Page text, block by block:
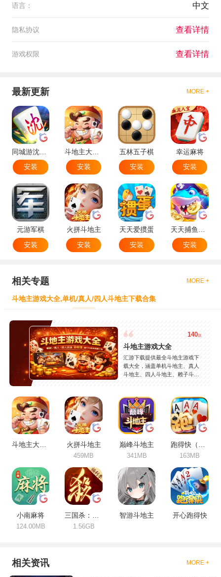
语言： 中文
隐私协议 查看详情
游戏权限 查看详情
最新更新 MORE +
同城游沈阳麻将
安装
安装
五林五子棋
安装
幸运麻将
安装
元游军棋
安装
火拼斗地主
安装
天天爱掼蛋
安装
安装
相关专题 MORE +
斗地主游戏大全,单机/真人/四人斗地主下载合集
140款
斗地主游戏大全
汇游下载提供最全斗地主游戏下
载大全，涵盖单机斗地主、真人
斗地主、四人斗地主、赖子斗地
游戏，支持安卓苹果免费下载，
安全稳定，持续更新。
斗地主大作战 火拼斗地主
459MB
巅峰斗地主
341MB 163MB
小南麻将
124.00MB
三国杀：一将成名
1.56GB
智游斗地主 开心跑得快
相关资讯 MORE +